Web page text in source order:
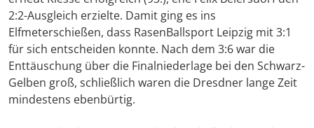
2:2-Ausgleich erzielte. Damit ging es ins
Elfmeterschießen, dass RasenBallsport Leipzig mit 3:1
für sich entscheiden konnte. Nach dem 3:6 war die
Enttäuschung über die Finalniederlage bei den Schwarz-
Gelben groß, schließlich waren die Dresdner lange Zeit
mindestens ebenbürtig.